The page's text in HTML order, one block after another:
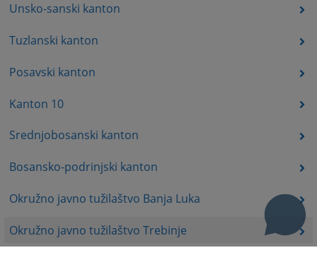
Unsko-sanski kanton
Tuzlanski kanton
Posavski kanton
Kanton 10
Srednjobosanski kanton
Bosansko-podrinjski kanton
Okružno javno tužilaštvo Banja Luka
Okružno javno tužilaštvo Trebinje